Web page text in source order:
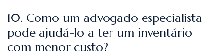
10. Como um advogado especialista
pode ajudá-lo a ter um inventário
com menor custo?